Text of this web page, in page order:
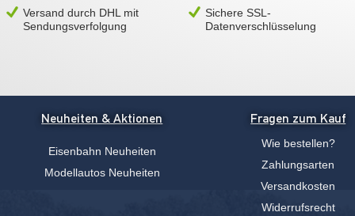
Versand durch DHL mit
Sendungsverfolgung
Sichere SSL-
Datenverschlüsselung
Neuheiten & Aktionen
Eisenbahn Neuheiten
Modellautos Neuheiten
Fragen zum Kauf
Wie bestellen?
Zahlungsarten
Versandkosten
Widerrufsrecht